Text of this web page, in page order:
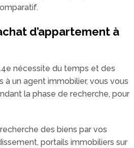
d’appartement à
nécessite du temps et des
à un agent immobilier, vous vous
la phase de recherche, pour
des biens par vos
portails immobiliers sur